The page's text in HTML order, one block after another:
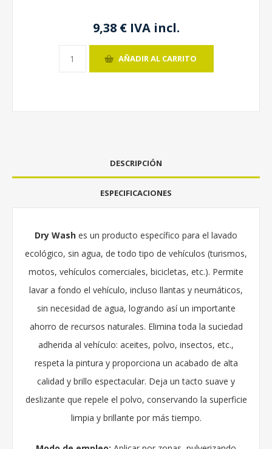
9,38 € IVA incl.
AÑADIR AL CARRITO
DESCRIPCIÓN
ESPECIFICACIONES
Dry Wash es un producto específico para el lavado
ecológico, sin agua, de todo tipo de vehículos (turismos,
motos, vehículos comerciales, bicicletas, etc.). Permite
lavar a fondo el vehículo, incluso llantas y neumáticos,
sin necesidad de agua, logrando así un importante
ahorro de recursos naturales. Elimina toda la suciedad
adherida al vehículo: aceites, polvo, insectos, etc.,
respeta la pintura y proporciona un acabado de alta
calidad y brillo espectacular. Deja un tacto suave y
deslizante que repele el polvo, conservando la superficie
limpia y brillante por más tiempo.